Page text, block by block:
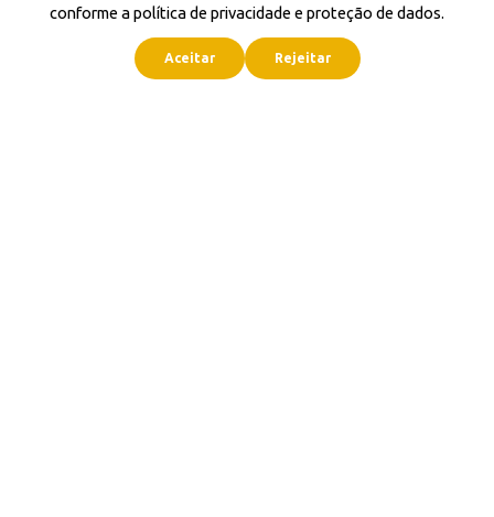
conforme a política de privacidade e proteção de dados.
Aceitar Rejeitar